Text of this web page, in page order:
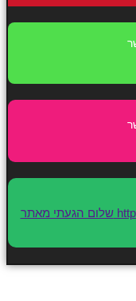
שלום הגעתי מאתר https://strip-johnny.com אפשר לקבל פרטים